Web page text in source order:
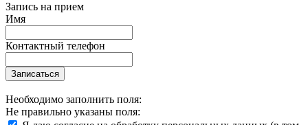
Запись на прием
Имя
Контактный телефон
Записаться
Необходимо заполнить поля:
Не правильно указаны поля: